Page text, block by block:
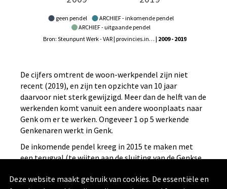
Deze website maakt gebruik van cookies. De essentiële en
geen pendel
ARCHIEF - inkomende pendel
ARCHIEF - uitgaande pendel
Bron: Steunpunt Werk - VAR | provincies.incijfers.be | 2009 - 2019
De cijfers omtrent de woon-werkpendel zijn niet
recent (2019), en zijn ten opzichte van 10 jaar
daarvoor niet sterk gewijzigd. Meer dan de helft van de
werkenden komt vanuit een andere woonplaats naar
Genk om er te werken. Ongeveer 1 op 5 werkende
Genkenaren werkt in Genk.
De inkomende pendel kreeg in 2015 te maken met
een terugval (te wijten aan de sluiting van de Genkse
weer op het niveau van 2014. De uitgaande pendel